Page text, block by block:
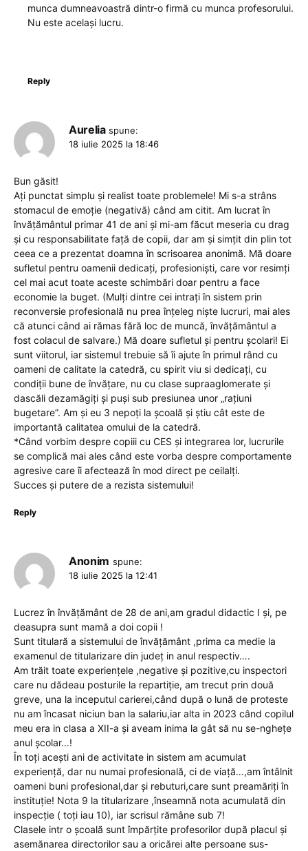
munca dumneavoastră dintr-o firmă cu munca profesorului.
Nu este același lucru.
Reply
Aurelia spune:
18 iulie 2025 la 18:46
Bun găsit!
Ați punctat simplu și realist toate problemele! Mi s-a strâns
stomacul de emoție (negativă) când am citit. Am lucrat în
învățământul primar 41 de ani și mi-am făcut meseria cu drag
și cu responsabilitate față de copii, dar am și simțit din plin tot
ceea ce a prezentat doamna în scrisoarea anonimă. Mă doare
sufletul pentru oamenii dedicați, profesioniști, care vor resimți
cel mai acut toate aceste schimbări doar pentru a face
economie la buget. (Mulți dintre cei intrați în sistem prin
reconversie profesională nu prea înțeleg niște lucruri, mai ales
că atunci când ai rămas fără loc de muncă, învățământul a
fost colacul de salvare.) Mă doare sufletul și pentru școlari! Ei
sunt viitorul, iar sistemul trebuie să îi ajute în primul rând cu
oameni de calitate la catedră, cu spirit viu si dedicați, cu
condiții bune de învățare, nu cu clase supraaglomerate și
dascăli dezamăgiți și puși sub presiunea unor „rațiuni
bugetare”. Am și eu 3 nepoți la școală și știu cât este de
importantă calitatea omului de la catedră.
*Când vorbim despre copiii cu CES și integrarea lor, lucrurile
se complică mai ales când este vorba despre comportamente
agresive care îi afectează în mod direct pe ceilalți.
Succes și putere de a rezista sistemului!
Reply
Anonim spune:
18 iulie 2025 la 12:41
Lucrez în învățământ de 28 de ani,am gradul didactic I și, pe
deasupra sunt mamă a doi copii !
Sunt titulară a sistemului de învățământ ,prima ca medie la
examenul de titularizare din județ in anul respectiv….
Am trăit toate experiențele ,negative și pozitive,cu inspectori
care nu dădeau posturile la repartiție, am trecut prin două
greve, una la inceputul carierei,când după o lună de proteste
nu am încasat niciun ban la salariu,iar alta in 2023 când copilul
meu era in clasa a XII-a și aveam inima la gât să nu se-nghețe
anul școlar…!
În toți acești ani de activitate in sistem am acumulat
experiență, dar nu numai profesională, ci de viață…,am întâlnit
oameni buni profesional,dar și rebuturi,care sunt preamăriți în
instituție! Nota 9 la titularizare ,înseamnă nota acumulată din
inspecție ( toți iau 10), iar scrisul rămâne sub 7!
Clasele intr o școală sunt împărțite profesorilor după placul și
asemănarea directorilor sau a oricărei alte persoane sus-